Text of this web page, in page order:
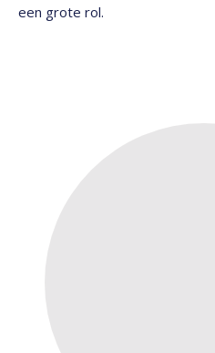
een grote rol.